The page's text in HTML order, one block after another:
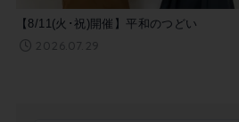
【8/11(火･祝)開催】平和のつどい
2026.07.29